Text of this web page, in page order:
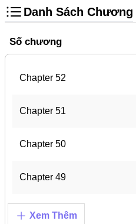
Shoujo Ai
Báo Thù
Demons
#Hoàng Gia
#Ma Cà Rồng
Danh Sách Chương
Số chương
Xem Thêm
Chapter 52
Chapter 51
Chapter 50
Chapter 49
Chapter 48